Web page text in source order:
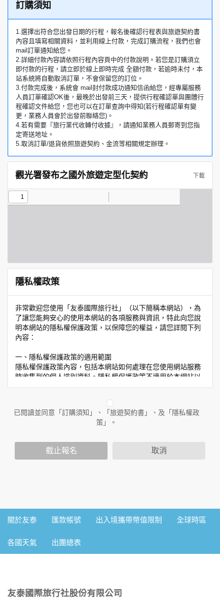
訂購須知
1.選擇出符合您出發日期的行程，報名後確認行程表與旅遊契約書
內容且填寫相關資料，並利用線上付款，完成訂購流程，我們也會
mail訂單通知給您。
2.詳細付款內容請依照行程內容頁中的付款說明。若您是訂購須立
即付款的行程，請立即於線上即時完成 全額付款，若逾時未付，本
站系統將自動取消訂單，不會保留您的訂位。
3.付款完成後，系統會 mail封付款成功通知信函給您，經專屬服務
人員訂單確認OK後，最晚於出發前三天，提供行程確認單與團體行
程確認文件給您，您也可以在訂單查詢中得知(若行程確認單有變
更，業務人員會於出發前聯絡您)。
4.若有需要『旅行業代收轉付收據』，請通知業務人員郵寄到您指
定寄送地址。
5.取消訂單/退貨依照旅遊契約、金流等相關規定辦理。
觀光署發布之國外旅遊定型化契約 下載
隱私權政策
非常歡迎您使用「友泰國際旅行社」（以下簡稱本網站），為
了讓您能夠安心的使用本網站的各項服務與資訊，特此向您說
明本網站的隱私權保護政策，以保障您的權益，請您詳閱下列
內容：
一、隱私權保護政策的適用範圍
隱私權保護政策內容，包括本網站如何處理在您使用網站服務
時收集到的個人識別資料。隱私權保護政策不適用於本網站以
外的相關連結網站，也不適用於非本網站所委託或參與管理的
二、個人資料的蒐集、處理及利用方式
當您造訪本網站或使用本網站所提供之功能服務時，我們將視
範圍內處理及利用您的個人資料；非經您書面同意，本網站不
會將個人資料用於其他用途。
為提供精確的服務，我們會將收集的問卷調查內容進行統計與
外，我們會視需要公佈統計數據及說明文字，但不涉及特定個
人之資料。
備及必要的安全防護措施，加以保護網站及您的個人資料採用
已閱讀並同意「訂購須知」、「旅遊契約書」、及「隱私權政
策」。
截止報名 取消
關於友泰 匯款帳號 出入境攜帶幣值限制 全球時區
各國天氣 出團總表
友泰國際旅行社股份有限公司